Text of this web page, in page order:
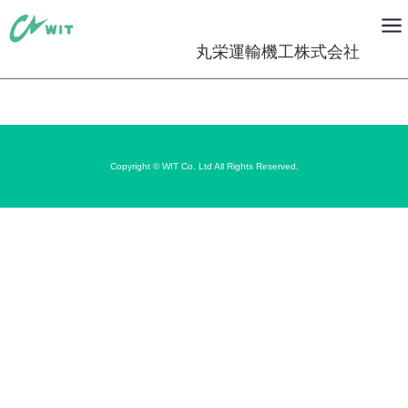
丸栄運輸機工株式会社
Copyright © WIT Co. Ltd All Rights Reserved.